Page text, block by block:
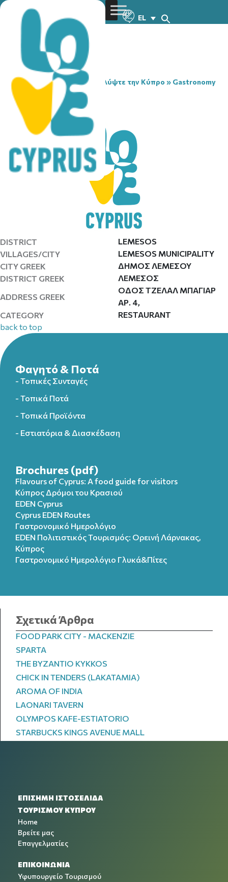
EL
You are here:Home» Ανακαλύψτε την Κύπρο » Gastronomy
» A. P. TO MELOUI
A. P. TO MELOUI
DISTRICT
LEMESOS
VILLAGES/CITY
LEMESOS MUNICIPALITY
CITY GREEK
ΔΗΜΟΣ ΛΕΜΕΣΟΥ
DISTRICT GREEK
ΛΕΜΕΣΟΣ
ADDRESS GREEK
ΟΔΟΣ ΤΖΕΛΑΛ ΜΠΑΓΙΑΡ
ΑΡ. 4,
CATEGORY
RESTAURANT
back to top
Φαγητό & Ποτά
- Τοπικές Συνταγές
- Τοπικά Ποτά
- Τοπικά Προϊόντα
- Εστιατόρια & Διασκέδαση
Brochures (pdf)
Flavours of Cyprus: A food guide for visitors
Κύπρος Δρόμοι του Κρασιού
EDEN Cyprus
Cyprus EDEN Routes
Γαστρονομικό Ημερολόγιο
EDEN Πολιτιστικός Τουρισμός: Ορεινή Λάρνακας,
Κύπρος
Γαστρονομικό Ημερολόγιo Γλυκά&Πίτες
Σχετικά Άρθρα
FOOD PARK CITY - MACKENZIE
SPARTA
THE BYZANTIO KYKKOS
CHICK IN TENDERS (LAKATAMIA)
AROMA OF INDIA
LAONARI TAVERN
OLYMPOS KAFE-ESTIATORIO
STARBUCKS KINGS AVENUE MALL
ΕΠΙΣΗΜΗ ΙΣΤΟΣΕΛΙΔΑ
ΤΟΥΡΙΣΜΟΥ ΚΥΠΡΟΥ
Home
Βρείτε μας
Επαγγελματίες
ΕΠΙΚΟΙΝΩΝΙΑ
Υφυπουργείο Τουρισμού